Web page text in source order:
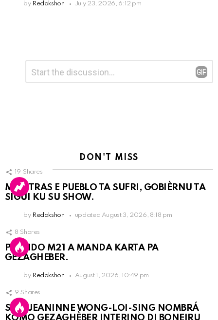
by Redakshon July 23, 2026, 6:12 pm
Reply
DON'T MISS
19 Shares
MIENTRAS E PUEBLO TA SUFRI, GOBIÈRNU TA
SIGUI KU SU SHOW.
by Redakshon updated August 3, 2026, 8:18 pm
8 Shares
PARTIDO M21 A MANDA KARTA PA
GEZAGHEBER.
by Redakshon August 1, 2026, 10:49 pm
9 Shares
SRA. JEANINNE WONG-LOI-SING NOMBRÁ
KOMO GEZAGHÈBER INTERINO DI BONEIRU